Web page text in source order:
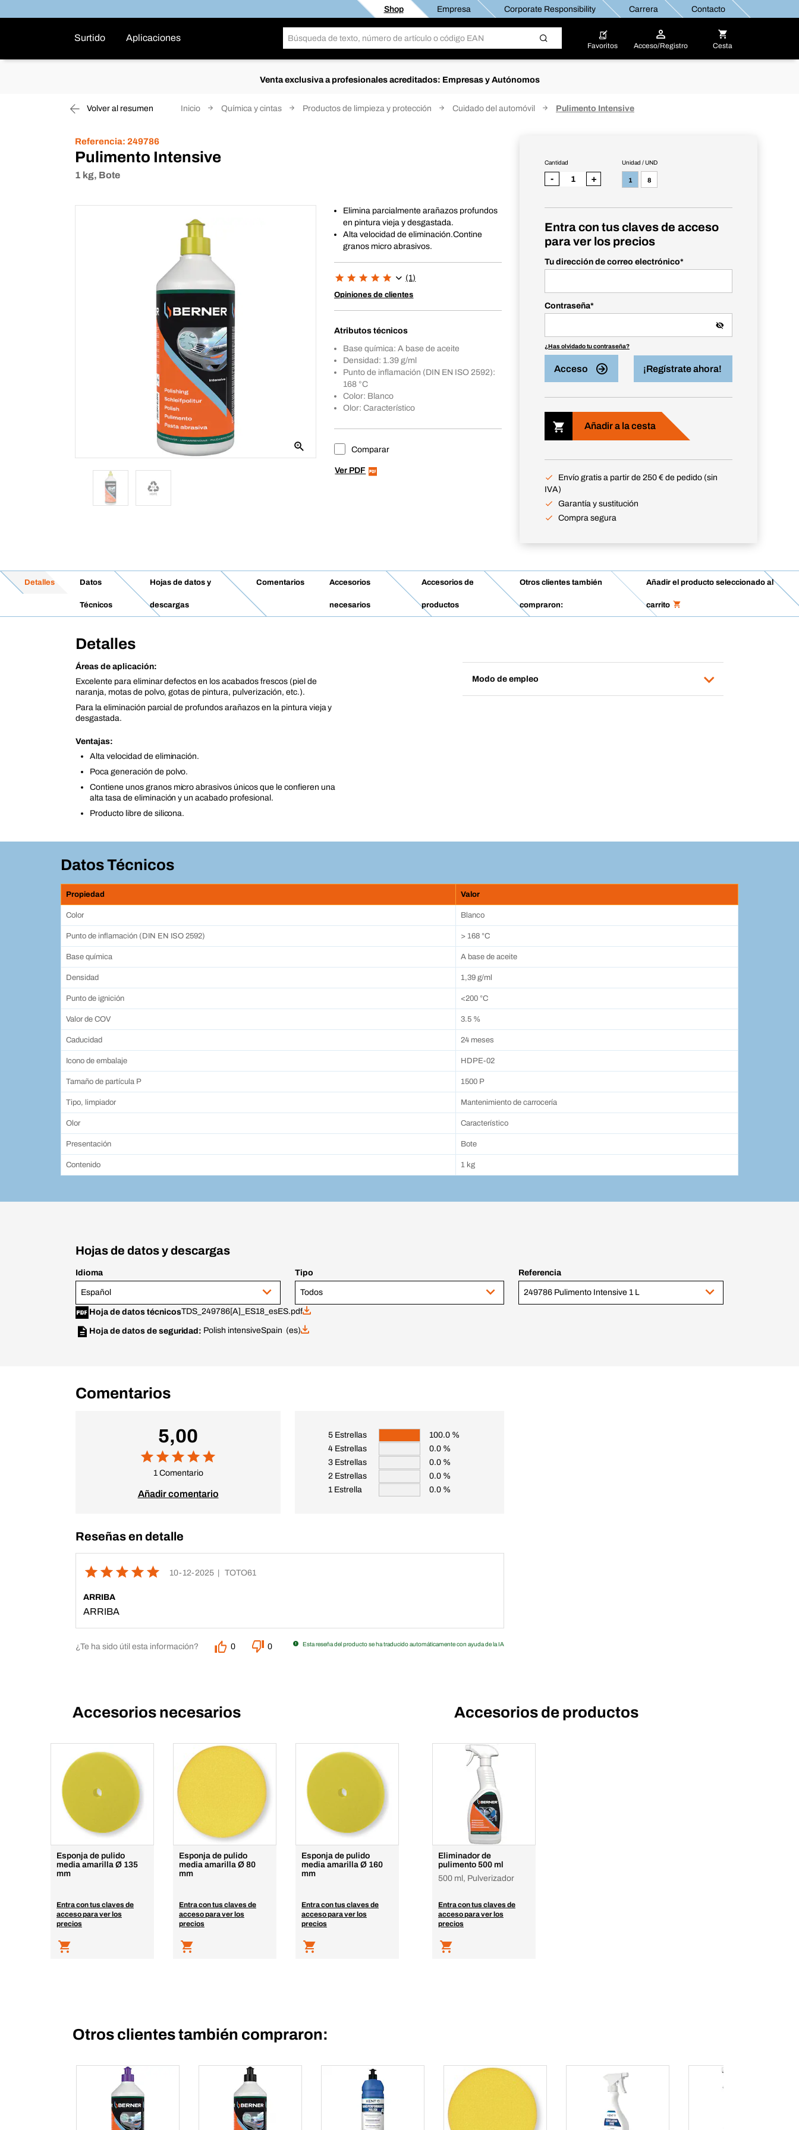
Shop Empresa Corporate Responsibility Carrera Contacto
Surtido Aplicaciones
Favoritos Acceso/Registro Cesta
Venta exclusiva a profesionales acreditados: Empresas y Autónomos
Volver al resumen Inicio Química y cintas Productos de limpieza y protección Cuidado del automóvil Pulimento Intensive
Referencia: 249786
Pulimento Intensive
1 kg, Bote
Elimina parcialmente arañazos profundos
en pintura vieja y desgastada.
Alta velocidad de eliminación.Contine
granos micro abrasivos.
(1)
Opiniones de clientes
Atributos técnicos
Base química: A base de aceite
Densidad: 1.39 g/ml
Punto de inflamación (DIN EN ISO 2592):
168 °C
Color: Blanco
Olor: Característico
Comparar
Ver PDF
Unidad / UND
1 8
Cantidad
- +
Entra con tus claves de acceso
para ver los precios
Tu dirección de correo electrónico*
Contraseña*
¿Has olvidado tu contraseña?
Acceso ¡Regístrate ahora!
Añadir a la cesta
Envío gratis a partir de 250 € de pedido (sin
IVA)
Garantía y sustitución
Compra segura
Detalles Datos
Técnicos
Hojas de datos y
descargas
Comentarios Accesorios
necesarios
Accesorios de
productos
Otros clientes también
compraron:
Añadir el producto seleccionado al
carrito
Detalles
Áreas de aplicación:
Excelente para eliminar defectos en los acabados frescos (piel de
naranja, motas de polvo, gotas de pintura, pulverización, etc.).
Para la eliminación parcial de profundos arañazos en la pintura vieja y
desgastada.
Ventajas:
Alta velocidad de eliminación.
Poca generación de polvo.
Contiene unos granos micro abrasivos únicos que le confieren una
alta tasa de eliminación y un acabado profesional.
Producto libre de silicona.
Modo de empleo
Datos Técnicos
Propiedad Valor
Color Blanco
Punto de inflamación (DIN EN ISO 2592) > 168 °C
Base química A base de aceite
Densidad 1,39 g/ml
Punto de ignición <200 °C
Valor de COV 3.5 %
Caducidad 24 meses
Icono de embalaje HDPE-02
Tamaño de partícula P 1500 P
Tipo, limpiador Mantenimiento de carrocería
Olor Característico
Presentación Bote
Contenido 1 kg
Hojas de datos y descargas
Idioma
Español
Tipo
Todos
Referencia
249786 Pulimento Intensive 1 L
Hoja de datos técnicosTDS_249786[A]_ES18_esES.pdf
Hoja de datos de seguridad: Polish intensiveSpain (es)
Comentarios
5,00
1 Comentario
Añadir comentario
5 Estrellas
100.0 %
4 Estrellas
0.0 %
3 Estrellas
0.0 %
2 Estrellas
0.0 %
1 Estrella
0.0 %
Reseñas en detalle
10-12-2025 | TOTO61
ARRIBA
ARRIBA
¿Te ha sido útil esta información? 0 0 Esta reseña del producto se ha traducido automáticamente con ayuda de la IA
Accesorios necesarios
Esponja de pulido
media amarilla Ø 135
mm
Entra con tus claves de
acceso para ver los
precios
Esponja de pulido
media amarilla Ø 80
mm
Entra con tus claves de
acceso para ver los
precios
Esponja de pulido
media amarilla Ø 160
mm
Entra con tus claves de
acceso para ver los
precios
Accesorios de productos
Eliminador de
pulimento 500 ml
500 ml, Pulverizador
Entra con tus claves de
acceso para ver los
precios
Otros clientes también compraron: